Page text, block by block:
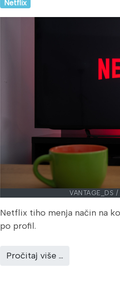
Netflix
VANTAGE_DS /
Netflix tiho menja način na
po profil.
Pročitaj više …